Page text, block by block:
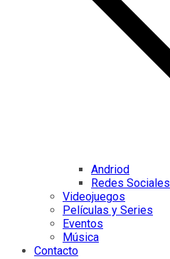
Andriod
Redes Sociales
Videojuegos
Películas y Series
Eventos
Música
Contacto